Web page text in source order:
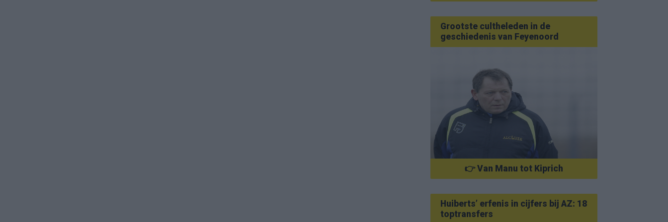
Grootste cultheleden in de
geschiedenis van Feyenoord
👉 Van Manu tot Kiprich
Huiberts’ erfenis in cijfers bij AZ: 18
toptransfers